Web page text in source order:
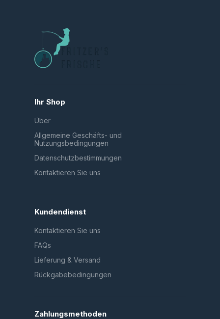
Ihr Shop
Über
Allgemeine Geschäfts- und
Nutzungsbedingungen
Datenschutzbestimmungen
Kontaktieren Sie uns
Kundendienst
Kontaktieren Sie uns
FAQs
Lieferung & Versand
Rückgabebedingungen
Zahlungsmethoden